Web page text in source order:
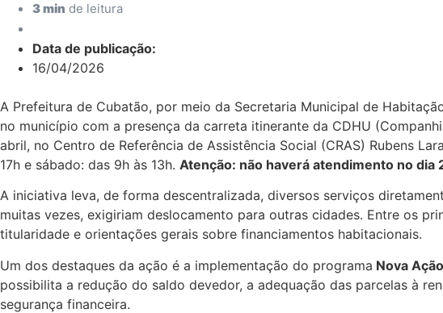
3 min de leitura
Data de publicação:
16/04/2026
A Prefeitura de Cubatão, por meio da Secretaria Municipal de
no município com a presença da carreta itinerante da CDHU
abril, no Centro de Referência de Assistência Social (CRAS) Rubens
17h e sábado: das 9h às 13h. Atenção: não haverá atendimento no dia
A iniciativa leva, de forma descentralizada, diversos serviços
muitas vezes, exigiriam deslocamento para outras cidades. Entre os
titularidade e orientações gerais sobre financiamentos habitacionais.
Um dos destaques da ação é a implementação do programa Nova
possibilita a redução do saldo devedor, a adequação das parcelas à
segurança financeira.